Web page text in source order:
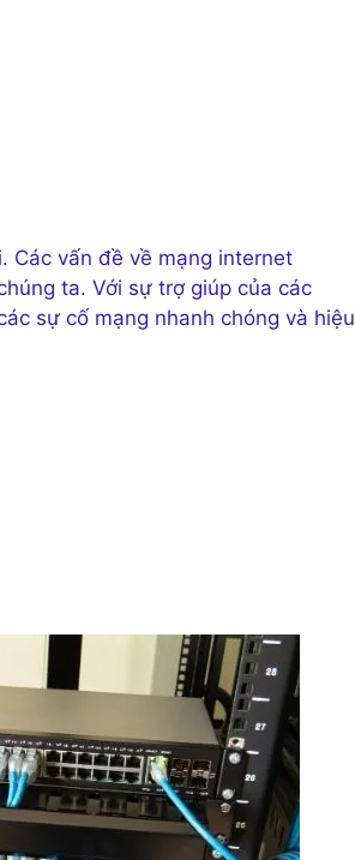
Các vấn đề về mạng internet
ta. Với sự trợ giúp của các
sự cố mạng nhanh chóng và hiệu